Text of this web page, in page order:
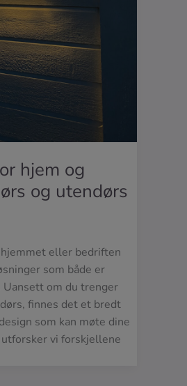
hjem og
og utendørs
eller bedriften
som både er
om du trenger
finnes det et bredt
som kan møte dine
vi forskjellene